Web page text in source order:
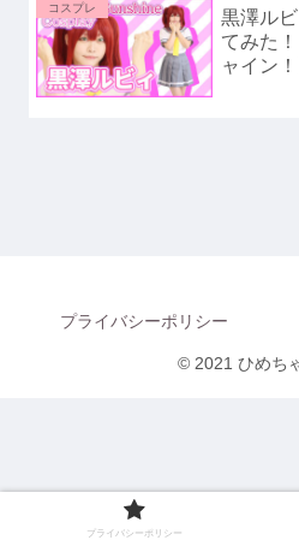
コスプレ
黒澤ル
てみた
ャイン！
プライバシーポリシー
© 2021 ひめち
プライバシーポリシー